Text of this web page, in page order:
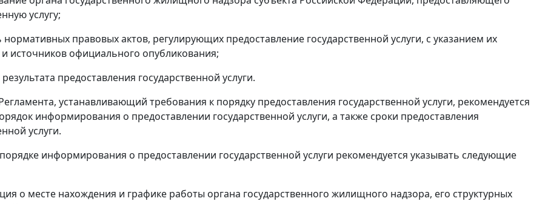
услугу;
нормативных правовых актов, регулирующих предоставление государственной услуги, с указанием их
и источников официального опубликования;
предоставления государственной услуги.
устанавливающий требования к порядку предоставления государственной услуги, рекомендуется
информирования о предоставлении государственной услуги, а также сроки предоставления
услуги.
информирования о предоставлении государственной услуги рекомендуется указывать следующие
о месте нахождения и графике работы органа государственного жилищного надзора, его структурных